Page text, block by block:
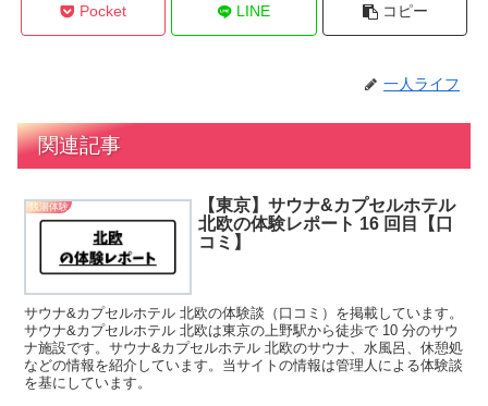
Pocket LINE コピー
一人ライフ
関連記事
銭湯体験
【東京】サウナ&カプセルホテル
北欧の体験レポート 16 回目【口
コミ】
サウナ&カプセルホテル 北欧の体験談（口コミ）を掲載しています。
サウナ&カプセルホテル 北欧は東京の上野駅から徒歩で 10 分のサウ
ナ施設です。サウナ&カプセルホテル 北欧のサウナ、水風呂、休憩処
などの情報を紹介しています。当サイトの情報は管理人による体験談
を基にしています。